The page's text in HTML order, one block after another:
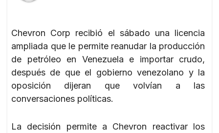
Chevron Corp recibió el sábado una licencia
ampliada que le permite reanudar la producción
de petróleo en Venezuela e importar crudo,
después de que el gobierno venezolano y la
oposición dijeran que volvían a las
conversaciones políticas.
La decisión permite a Chevron reactivar los